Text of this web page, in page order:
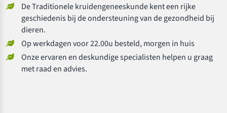
De Traditionele kruidengeneeskunde kent een rijke
geschiedenis bij de ondersteuning van de gezondheid bij
dieren.
Op werkdagen voor 22.00u besteld, morgen in huis
Onze ervaren en deskundige specialisten helpen u graag
met raad en advies.